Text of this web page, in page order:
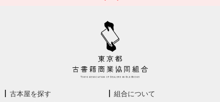
古本屋を探す
組合について